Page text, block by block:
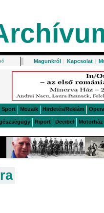
Magunkról | Kapcsolat |
Sport Mozaik Hirdetés/Reklám Opera
Riport Decibel Motorház